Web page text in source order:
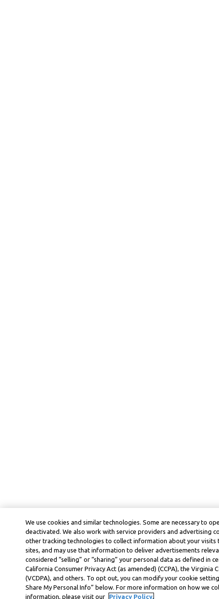
We use cookies and similar technologies. Some are necessary to
deactivated. We also work with service providers and advertising
other tracking technologies to collect information about your
sites, and may use that information to deliver advertisements
considered “selling” or “sharing” your personal data as defined in
California Consumer Privacy Act (as amended) (CCPA), the Virginia
(VCDPA), and others. To opt out, you can modify your cookie
Share My Personal Info” below. For more information on how we
information, please visit our
Privacy Policy.